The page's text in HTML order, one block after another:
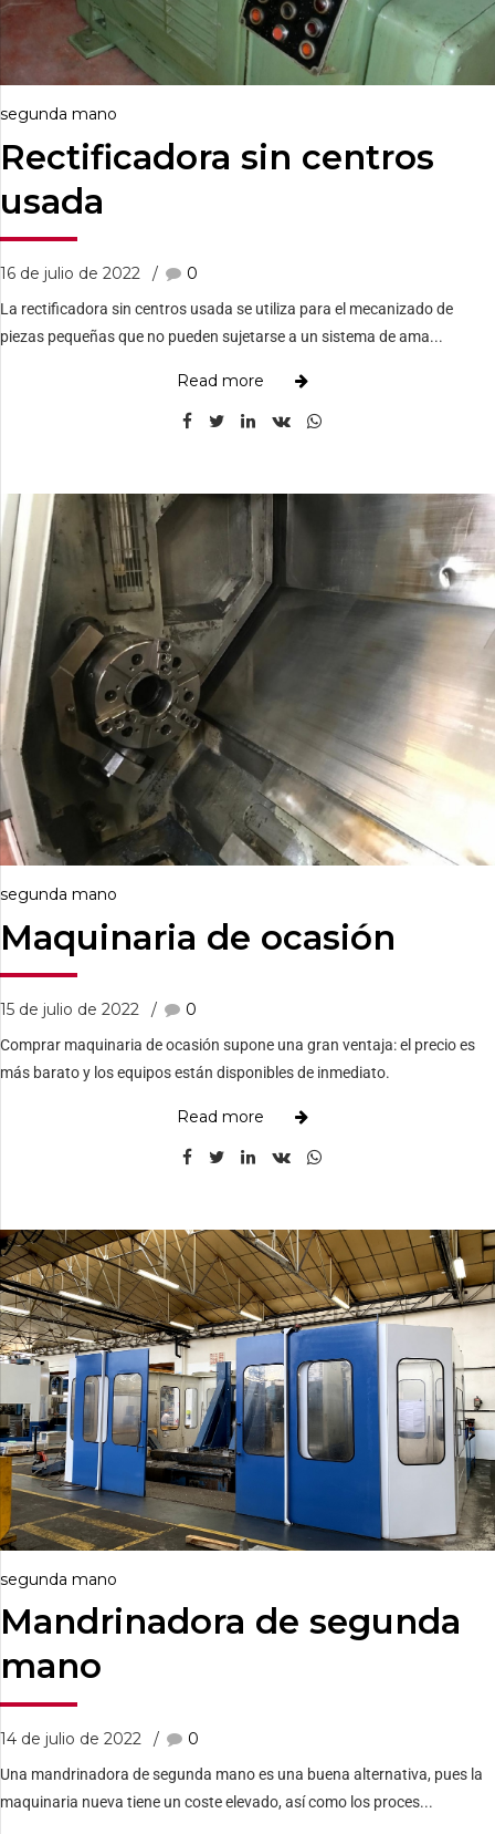
segunda mano
Rectificadora sin centros
usada
16 de julio de 2022 0
La rectificadora sin centros usada se utiliza para el mecanizado de
piezas pequeñas que no pueden sujetarse a un sistema de ama...
Read more
segunda mano
Maquinaria de ocasión
15 de julio de 2022 0
Comprar maquinaria de ocasión supone una gran ventaja: el precio es
más barato y los equipos están disponibles de inmediato.
Read more
segunda mano
Mandrinadora de segunda
mano
14 de julio de 2022 0
Una mandrinadora de segunda mano es una buena alternativa, pues la
maquinaria nueva tiene un coste elevado, así como los proces...